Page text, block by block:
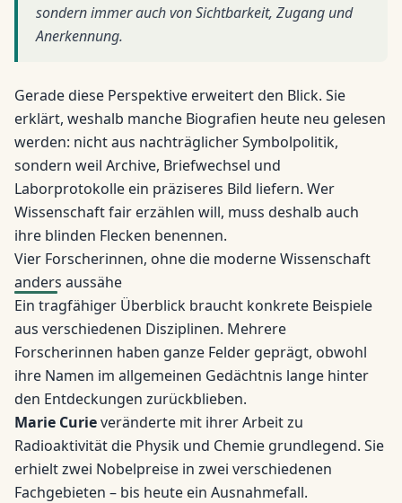
sondern immer auch von Sichtbarkeit, Zugang und
Anerkennung.
Gerade diese Perspektive erweitert den Blick. Sie
erklärt, weshalb manche Biografien heute neu gelesen
werden: nicht aus nachträglicher Symbolpolitik,
sondern weil Archive, Briefwechsel und
Laborprotokolle ein präziseres Bild liefern. Wer
Wissenschaft fair erzählen will, muss deshalb auch
ihre blinden Flecken benennen.
Vier Forscherinnen, ohne die moderne Wissenschaft
anders aussähe
Ein tragfähiger Überblick braucht konkrete Beispiele
aus verschiedenen Disziplinen. Mehrere
Forscherinnen haben ganze Felder geprägt, obwohl
ihre Namen im allgemeinen Gedächtnis lange hinter
den Entdeckungen zurückblieben.
Marie Curieveränderte mit ihrer Arbeit zu
Radioaktivität die Physik und Chemie grundlegend. Sie
erhielt zwei Nobelpreise in zwei verschiedenen
Fachgebieten – bis heute ein Ausnahmefall.